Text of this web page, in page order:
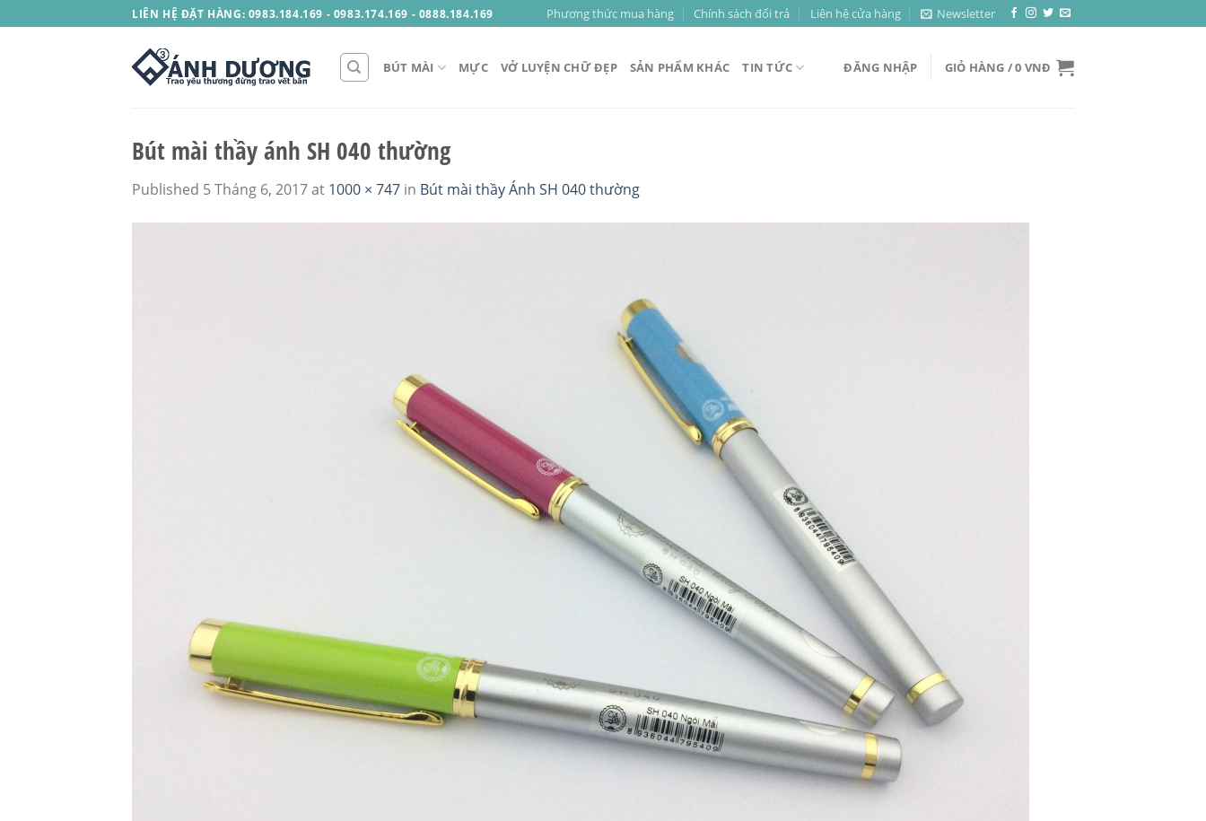
to
LIÊN HỆ ĐẶT HÀNG: 0983.184.169 - 0983.174.169 - 0888.184.169 Phương thức mua hàng Chính sách đổi trả Liên hệ cửa hàng Newsletter
BÚT MÀI MỰC VỞ LUYỆN CHỮ ĐẸP SẢN PHẨM KHÁC TIN TỨC ĐĂNG NHẬP GIỎ HÀNG /0 VNĐ
Bút mài thầy ánh SH 040 thường
Published 5 Tháng 6, 2017at 1000 × 747 in Bút mài thầy Ánh SH 040 thường